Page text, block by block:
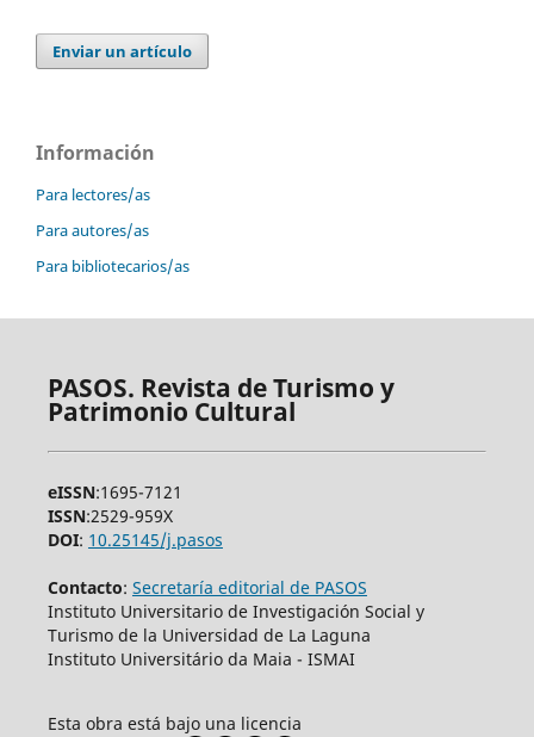
Enviar un artículo
Información
Para lectores/as
Para autores/as
Para bibliotecarios/as
PASOS. Revista de Turismo y
Patrimonio Cultural
eISSN:1695-7121
ISSN:2529-959X
DOI: 10.25145/j.pasos
Contacto: Secretaría editorial de PASOS
Instituto Universitario de Investigación Social y
Turismo de la Universidad de La Laguna
Instituto Universitário da Maia - ISMAI
Esta obra está bajo una licencia